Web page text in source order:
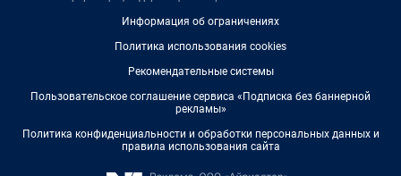
Информация об ограничениях
Политика использования cookies
Рекомендательные системы
Пользовательское соглашение сервиса «Подписка без баннерной
рекламы»
Политика конфиденциальности и обработки персональных данных и
правила использования сайта